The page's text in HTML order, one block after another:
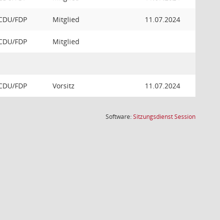
FDP Mitglied 11.07.2024
FDP Mitglied
FDP Vorsitz 11.07.2024
Software:SitzungsdienstSession(Wird in